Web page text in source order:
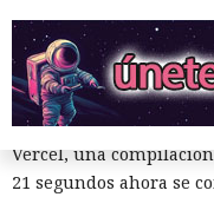
gigabytes — un ahorro
El caché en disco,
guardado antes de la
fragmentos de código
Vercel, una
21 segundos ahora se